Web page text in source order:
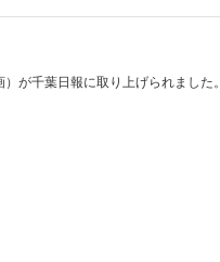
が千葉日報に取り上げられました。